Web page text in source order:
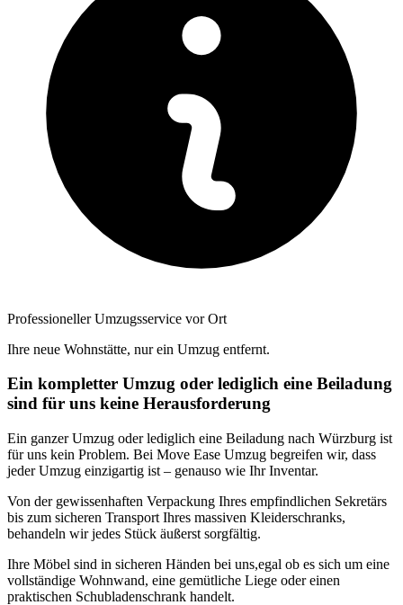
Professioneller Umzugsservice vor Ort
Ihre neue Wohnstätte, nur ein Umzug entfernt.
Ein kompletter Umzug oder lediglich eine Beiladung
sind für uns keine Herausforderung
Ein ganzer Umzug oder lediglich eine Beiladung nach Würzburg ist
für uns kein Problem. Bei Move Ease Umzug begreifen wir, dass
jeder Umzug einzigartig ist – genauso wie Ihr Inventar.
Von der gewissenhaften Verpackung Ihres empfindlichen Sekretärs
bis zum sicheren Transport Ihres massiven Kleiderschranks,
behandeln wir jedes Stück äußerst sorgfältig.
Ihre Möbel sind in sicheren Händen bei uns,egal ob es sich um eine
vollständige Wohnwand, eine gemütliche Liege oder einen
praktischen Schubladenschrank handelt.